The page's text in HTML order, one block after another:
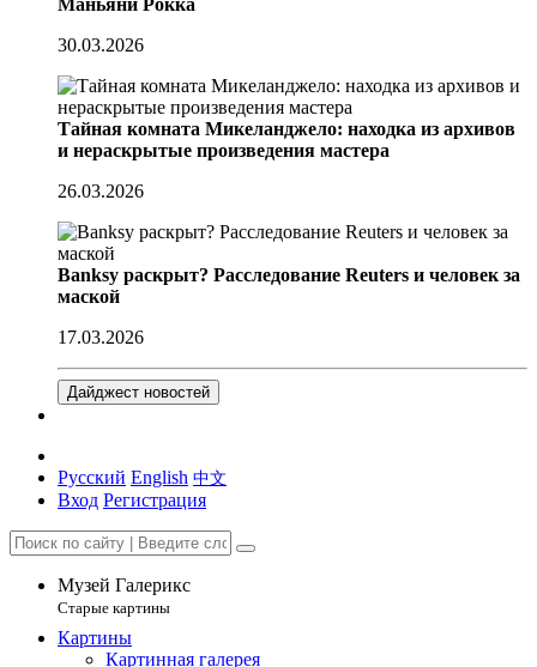
Маньяни Рокка
30.03.2026
Тайная комната Микеланджело: находка из архивов
и нераскрытые произведения мастера
26.03.2026
Banksy раскрыт? Расследование Reuters и человек за
маской
17.03.2026
Дайджест новостей
Русский English 中文
Вход Регистрация
Музей Галерикс
Старые картины
Картины
Картинная галерея